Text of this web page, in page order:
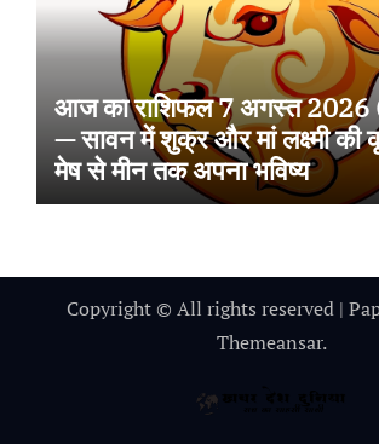
आज का राशिफल 7 अगस्त 2026
— सावन में शुक्र और मां लक्ष्मी की
मेष से मीन तक अपना भविष्य
Copyright © All rights reserved |
Themeansar.